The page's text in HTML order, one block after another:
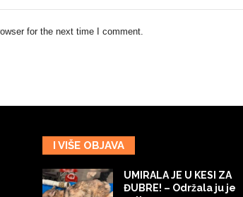
for the next time I comment.
I VIŠE OBJAVA
UMIRALA JE U KESI ZA
ĐUBRE! – Održala ju je